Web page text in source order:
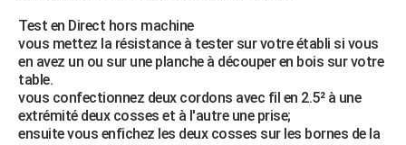
Test en Direct hors machine
vous mettez la résistance à tester sur votre établi si vous
en avez un ou sur une planche à découper en bois sur votre
table.
vous confectionnez deux cordons avec fil en 2.5² à une
extrémité deux cosses et à l'autre une prise;
ensuite vous enfichez les deux cosses sur les bornes de la